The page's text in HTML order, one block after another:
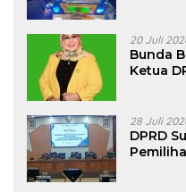
20 Juli
Bunda
Ketua
28 Juli
DPRD